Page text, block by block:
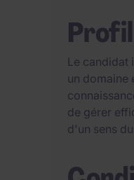
Le candidat
un domaine
de gérer
d'un sens